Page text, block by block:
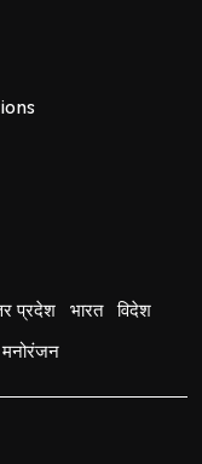
प्रदेश भारत विदेश
मनोरंजन